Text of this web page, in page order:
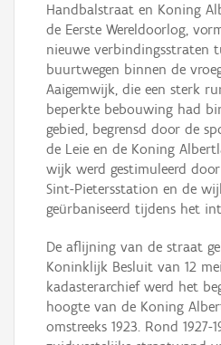
Handbalstraat en Koning
de Eerste Wereldoorlog,
nieuwe verbindingsstraten
buurtwegen binnen de
Aaigemwijk, die een sterk
beperkte bebouwing had
gebied, begrensd door de
de Leie en de Koning
wijk werd gestimuleerd
Sint-Pietersstation en de
geürbaniseerd tijdens het
De aflijning van de straat
Koninklijk Besluit van 12
kadasterarchief werd het
hoogte van de Koning
omstreeks 1923. Rond 1927-